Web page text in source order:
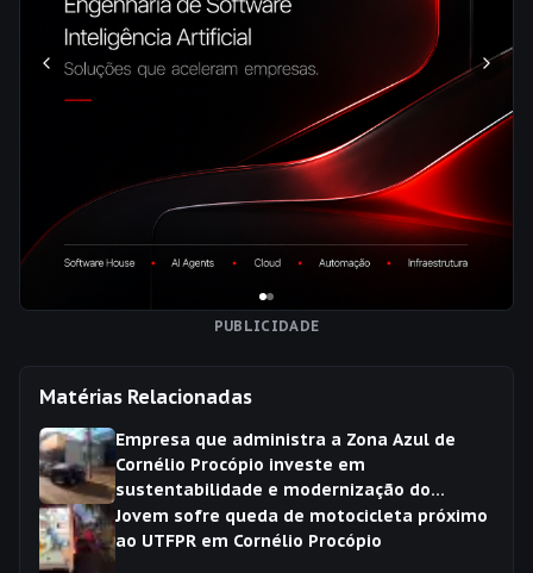
PUBLICIDADE
Matérias Relacionadas
Empresa que administra a Zona Azul de
Cornélio Procópio investe em
sustentabilidade e modernização do
sistema
Jovem sofre queda de motocicleta próximo
ao UTFPR em Cornélio Procópio